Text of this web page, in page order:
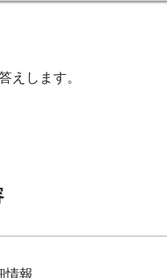
えします。
情報